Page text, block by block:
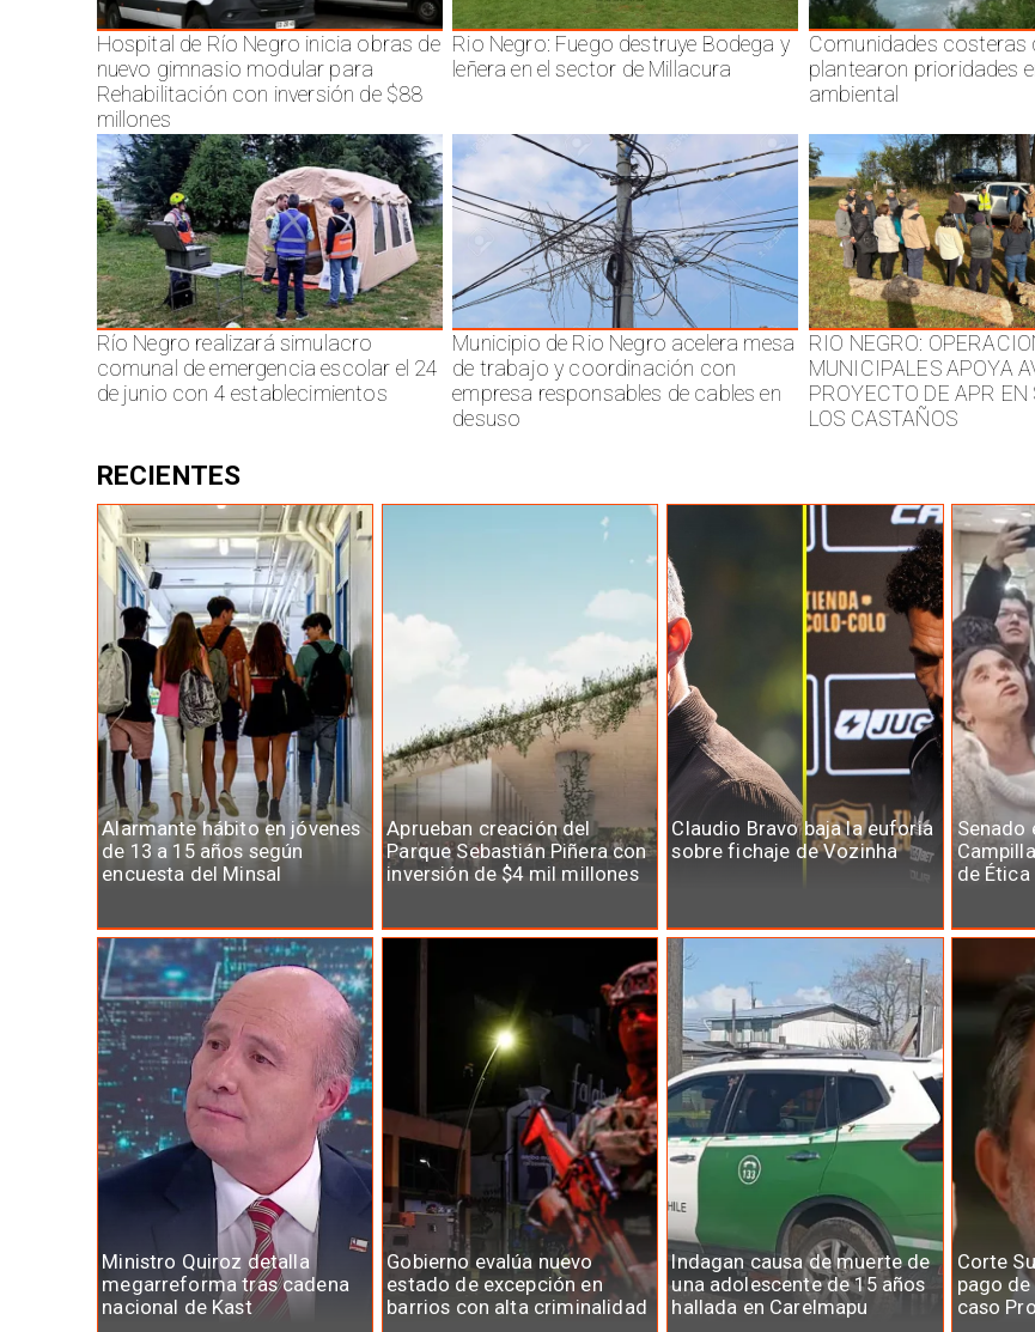
Hospital de Río Negro inicia obras de
nuevo gimnasio modular para
Rehabilitación con inversión de $88
millones
Rio Negro: Fuego destruye Bodega y
leñera en el sector de Millacura
Comunidades costeras
plantearon prioridades
ambiental
Río Negro realizará simulacro
comunal de emergencia escolar el 24
de junio con 4 establecimientos
Municipio de Rio Negro acelera mesa
de trabajo y coordinación con
empresa responsables de cables en
desuso
RIO NEGRO:
MUNICIPALES APOYA
PROYECTO DE APR EN
LOS CASTAÑOS
Alarmante hábito en jóvenes
de 13 a 15 años según
encuesta del Minsal
Aprueban creación del
Parque Sebastián Piñera con
inversión de $4 mil millones
Claudio Bravo baja la euforia
sobre fichaje de Vozinha
Senado
de Ética
Ministro Quiroz detalla
megarreforma tras cadena
nacional de Kast
Gobierno evalúa nuevo
estado de excepción en
barrios con alta criminalidad
Indagan causa de muerte de
una adolescente de 15 años
hallada en Carelmapu
Corte
pago
caso
RECIENTES